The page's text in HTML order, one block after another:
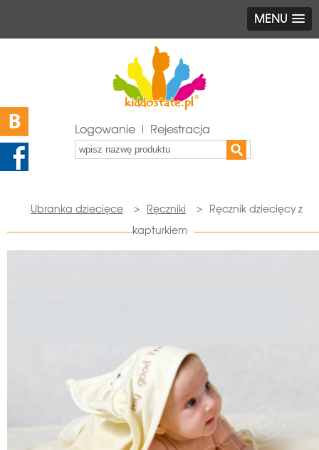
MENU
Logowanie | Rejestracja
Ubranka dziecięce > Ręczniki >
Ręcznik dziecięcy z
kapturkiem